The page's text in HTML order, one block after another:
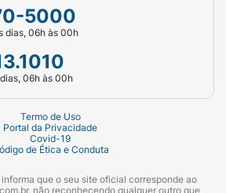
5000
dias, 06h às 00h
06h às 00h
Termo de Uso
Portal da Privacidade
Covid-19
de Ética e Conduta
que o seu site oficial corresponde ao
não reconhecendo qualquer outro que